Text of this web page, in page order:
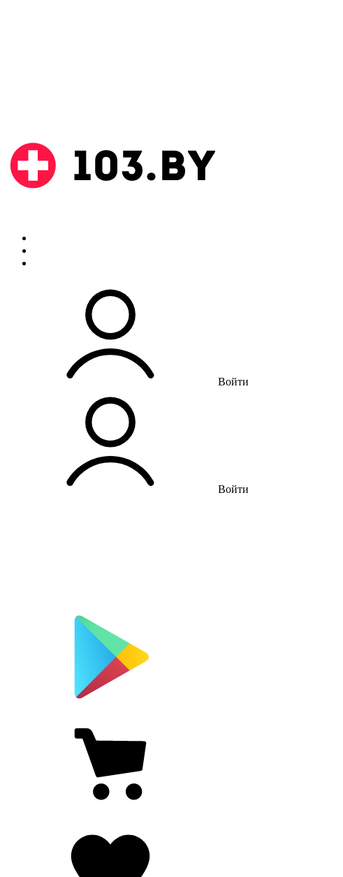
Войти
Войти